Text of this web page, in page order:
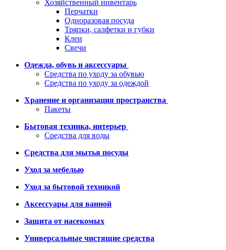
Хозяйственный инвентарь
Перчатки
Одноразовая посуда
Тряпки, салфетки и губки
Клеи
Свечи
Одежда, обувь и аксессуары
Средства по уходу за обувью
Средства по уходу за одеждой
Хранение и организация пространства
Пакеты
Бытовая техника, интерьер
Средства для воды
Средства для мытья посуды
Уход за мебелью
Уход за бытовой техникой
Аксессуары для ванной
Защита от насекомых
Универсальные чистящие средства